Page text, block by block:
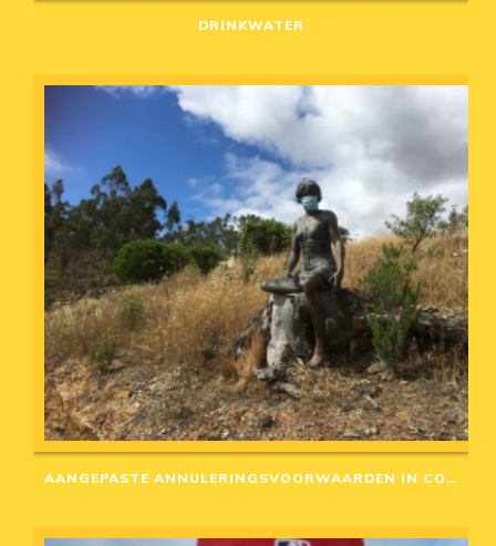
DRINKWATER
AANGEPASTE ANNULERINGSVOORWAARDEN IN CORONA-TIJD